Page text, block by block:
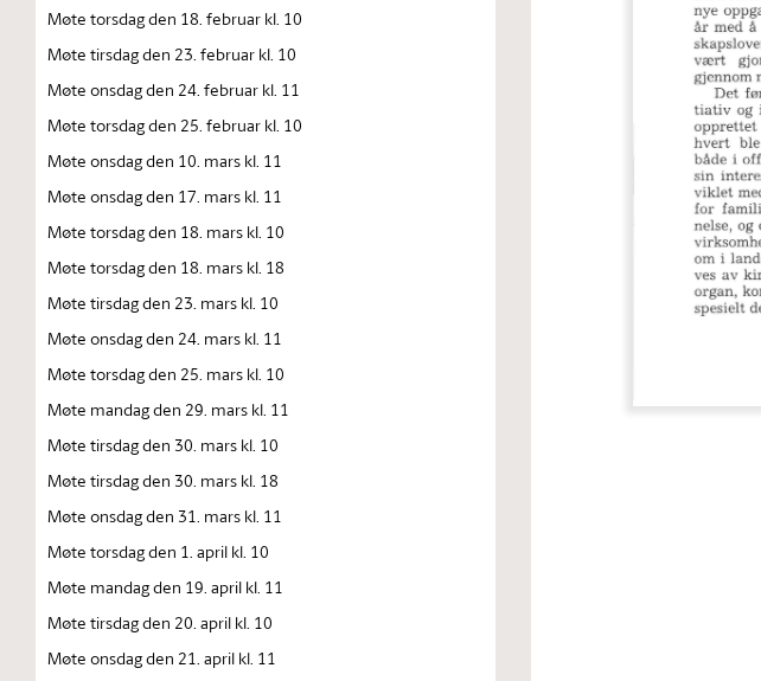
Møte torsdag den 18. februar kl. 10
Møte tirsdag den 23. februar kl. 10
Møte onsdag den 24. februar kl. 11
Møte torsdag den 25. februar kl. 10
Møte onsdag den 10. mars kl. 11
Møte onsdag den 17. mars kl. 11
Møte torsdag den 18. mars kl. 10
Møte torsdag den 18. mars kl. 18
Møte tirsdag den 23. mars kl. 10
Møte onsdag den 24. mars kl. 11
Møte torsdag den 25. mars kl. 10
Møte mandag den 29. mars kl. 11
Møte tirsdag den 30. mars kl. 10
Møte tirsdag den 30. mars kl. 18
Møte onsdag den 31. mars kl. 11
Møte torsdag den 1. april kl. 10
Møte mandag den 19. april kl. 11
Møte tirsdag den 20. april kl. 10
Møte onsdag den 21. april kl. 11